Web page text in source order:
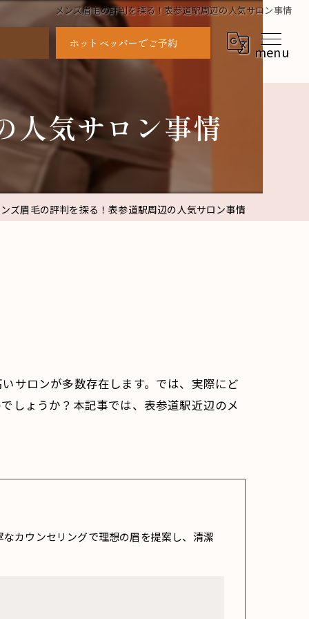
メンズ眉毛の評判を探る！表参道駅周辺の人気サロン事情
ホットペッパーでご予約
人気サロン事情
ズ眉毛の評判を探る！表参道駅周辺の人気サロン事情
サロンが多数存在します。では、実際にど
しょうか？本記事では、表参道駅近辺のメ
カウンセリングで理想の眉を提案し、清潔